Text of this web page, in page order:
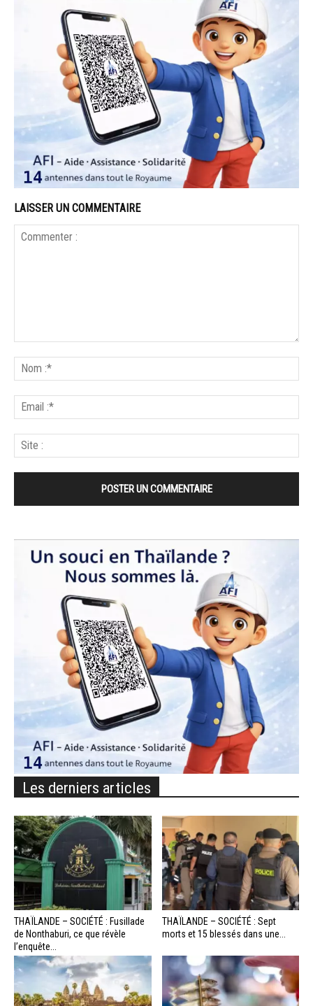
LAISSER UN COMMENTAIRE
Les derniers articles
THAÏLANDE – SOCIÉTÉ : Fusillade
de Nonthaburi, ce que révèle
l’enquête...
THAÏLANDE – SOCIÉTÉ : Sept
morts et 15 blessés dans une...